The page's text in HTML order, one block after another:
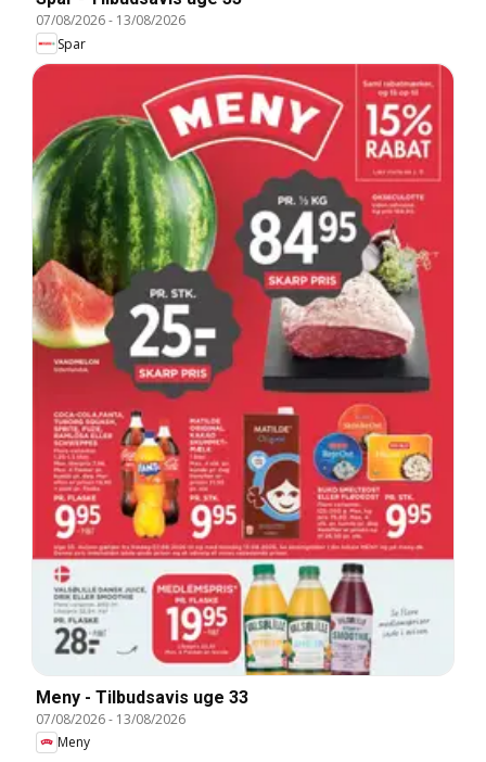
07/08/2026- 13/08/2026
Spar
Meny - Tilbudsavis uge 33
07/08/2026- 13/08/2026
Meny